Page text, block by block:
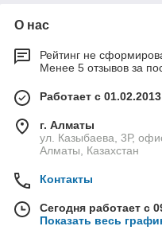
по керамике:
Эффективность при
материалами
Наши преимущества:
Широкий выбор
керамике
полировки керамической
мрамора, кирпича и
других твердых
производятся в
отличаются высоким
Преимущества
быструю и точную
материалов.
О нас
Рейтинг не
Менее 5 отзывов за
Работает с 01.02.2013
г. Алматы
ул. Казыбаева, 3Р,
Алматы, Казахстан
Контакты
Сегодня работает с
Показать весь